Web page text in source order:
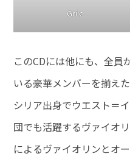
Grilc
このCDには他にも、全員
いる豪華メンバーを揃え
シリア出身でウエスト＝
団でも活躍するヴァイオ
によるヴァイオリンとオ